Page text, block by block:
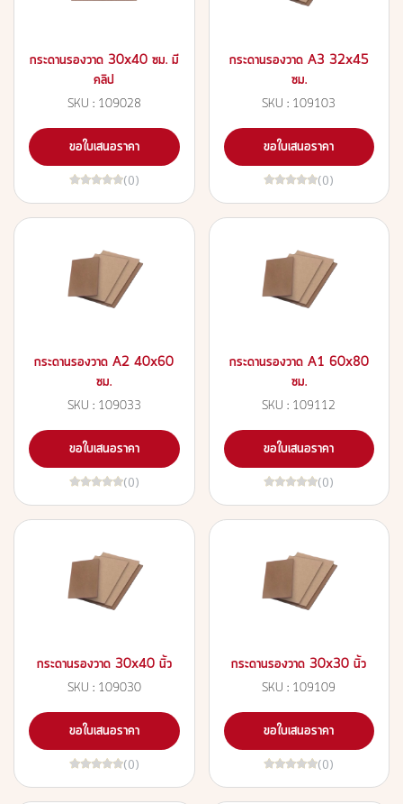
กระดานรองวาด 30x40 ซม. มี
คลิป
SKU : 109028
ขอใบเสนอราคา
(0)
กระดานรองวาด A3 32x45
ซม.
SKU : 109103
ขอใบเสนอราคา
(0)
กระดานรองวาด A2 40x60
ซม.
SKU : 109033
ขอใบเสนอราคา
(0)
กระดานรองวาด A1 60x80
ซม.
SKU : 109112
ขอใบเสนอราคา
(0)
กระดานรองวาด 30x40 นิ้ว
SKU : 109030
ขอใบเสนอราคา
(0)
กระดานรองวาด 30x30 นิ้ว
SKU : 109109
ขอใบเสนอราคา
(0)